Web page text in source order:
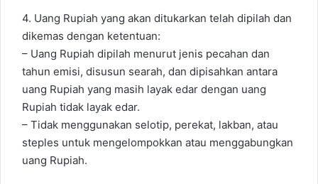
4. Uang Rupiah yang akan ditukarkan telah dipilah dan
dikemas dengan ketentuan:
– Uang Rupiah dipilah menurut jenis pecahan dan
tahun emisi, disusun searah, dan dipisahkan antara
uang Rupiah yang masih layak edar dengan uang
Rupiah tidak layak edar.
– Tidak menggunakan selotip, perekat, lakban, atau
steples untuk mengelompokkan atau menggabungkan
uang Rupiah.